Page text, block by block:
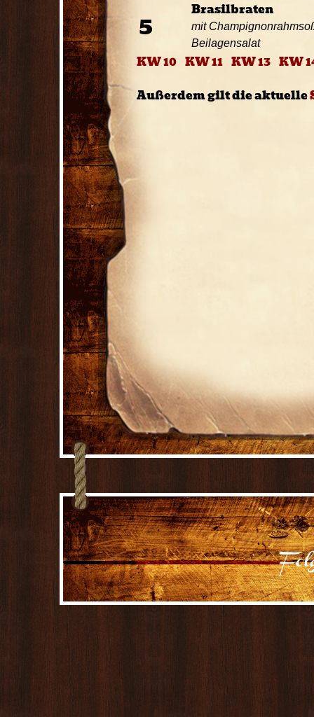
5 Brasilbraten
mit
Beilagensalat
KW 10 KW 11 KW 13 KW
Außerdem gilt die aktuelle